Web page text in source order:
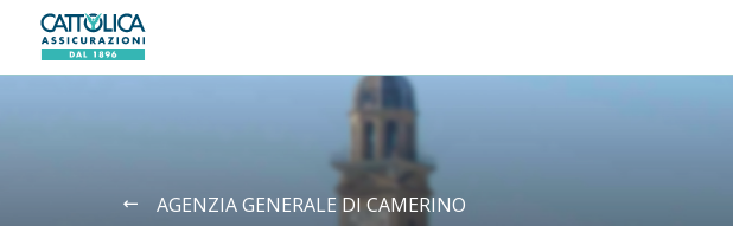
Generali logo
AGENZIA GENERALE DI CAMERINO